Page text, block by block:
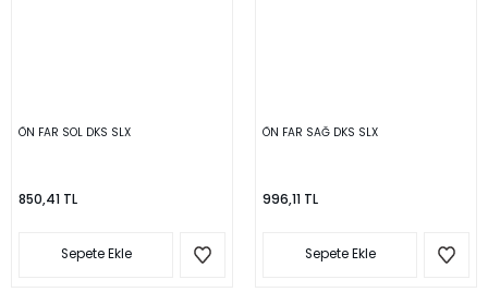
ÖN FAR SOL DKS SLX
850,41 TL
Sepete Ekle
ÖN FAR SAĞ DKS SLX
996,11 TL
Sepete Ekle